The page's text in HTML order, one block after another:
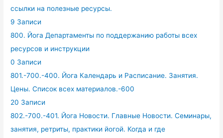
ссылки на полезные ресурсы.
9 Записи
800. Йога Департаменты по поддержанию работы всех
ресурсов и инструкции
0 Записи
801.-700.-400. Йога Календарь и Расписание. Занятия.
Цены. Список всех материалов.-600
20 Записи
802.-700.-401. Йога Новости. Главные Новости. Семинары,
занятия, ретриты, практики йогой. Когда и где